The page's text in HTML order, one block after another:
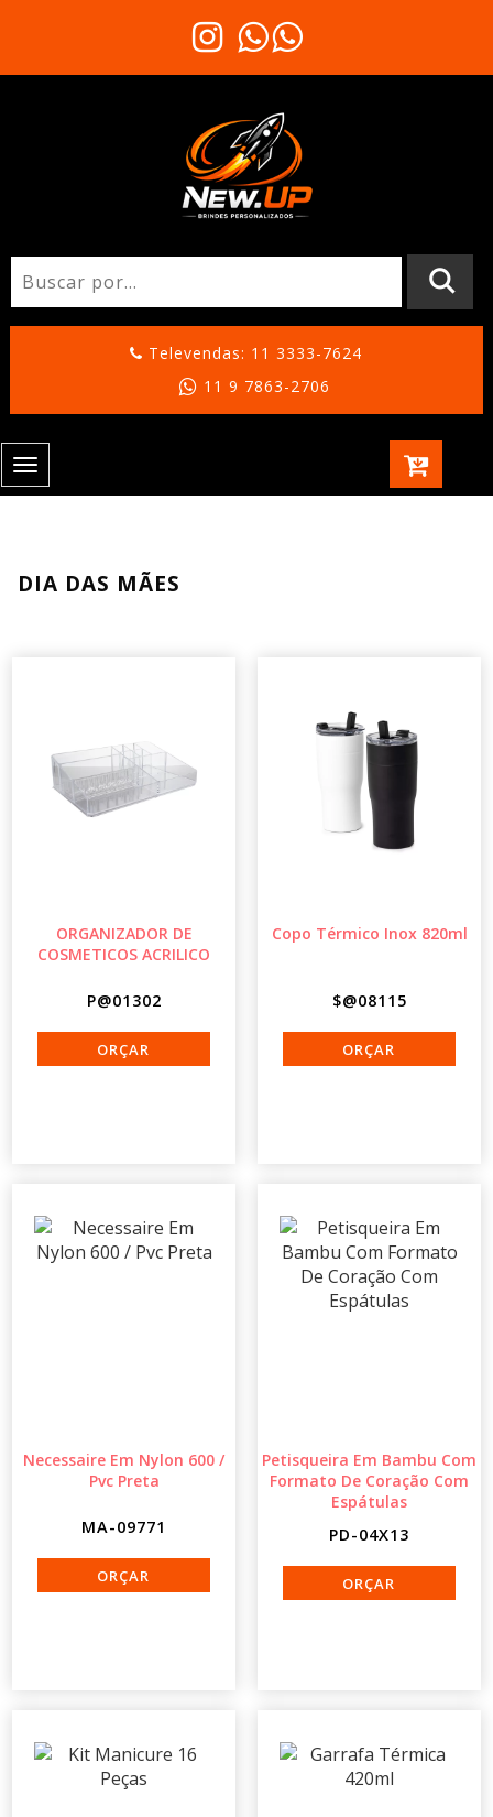
Televendas: 11 3333-7624
11 9 7863-2706
Toggle
navigation
DIA DAS MÃES
ORGANIZADOR DE
COSMETICOS ACRILICO
P@01302
Copo Térmico Inox 820ml
$@08115
Necessaire Em Nylon 600 /
Pvc Preta
MA-09771
Petisqueira Em Bambu Com
Formato De Coração Com
Espátulas
PD-04X13